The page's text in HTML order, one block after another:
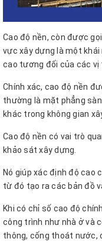
Cao độ nền, còn được
vực xây dựng là một
cao tương đối của các vị
Chính xác, cao độ nền
thường là mặt phẳng
khác trong không gian
Cao độ nền có vai trò
khảo sát xây dựng.
Nó giúp xác định độ cao
từ đó tạo ra các bản đồ
Khi có chỉ số cao độ
công trình như nhà ở và
thông, cống thoát nước,